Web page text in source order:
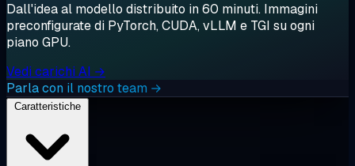
Dall'idea al modello distribuito in 60 minuti. Immagini
preconfigurate di PyTorch, CUDA, vLLM e TGI su ogni
piano GPU.
Vedi carichi AI →
Parla con il nostro team →